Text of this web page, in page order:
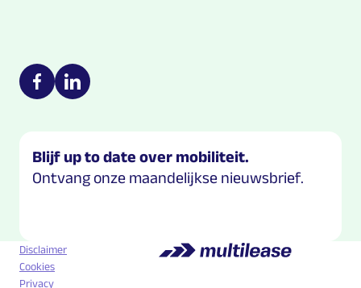
Multilease on social media
https://nl-nl.facebook.com/Multilease/
https://www.linkedin.com/company/multilease
Blijf up to date over mobiliteit.
Ontvang onze maandelijkse nieuwsbrief.
Disclaimer
Cookies
Privacy